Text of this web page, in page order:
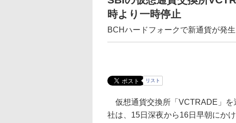
時より一時停止
BCHハードフォークで新通貨が発
リスト
仮想通貨交換所「VCTRADE」を
社は、15日深夜から16日早朝にか